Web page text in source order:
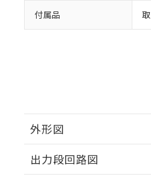
付属品
外形図
出力段回路図